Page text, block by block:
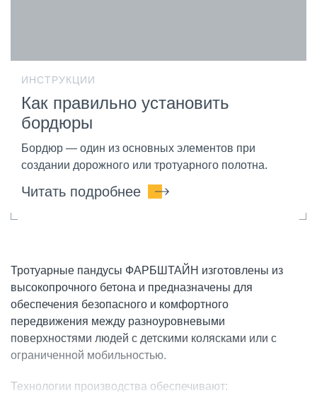
ИНСТРУКЦИИ
Как правильно установить
бордюры
Бордюр — один из основных элементов при
создании дорожного или тротуарного полотна.
Читать подробнее
Тротуарные пандусы ФАРБШТАЙН изготовлены из
высокопрочного бетона и предназначены для
обеспечения безопасного и комфортного
передвижения между разноуровневыми
поверхностями людей с детскими колясками или с
ограниченной мобильностью.
Технологии производства обеспечивают: